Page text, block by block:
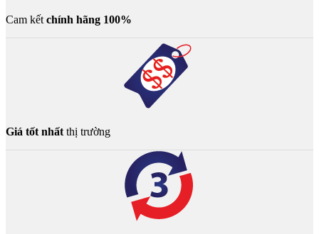
Cam kết chính hãng 100%
Giá tốt nhất thị trường